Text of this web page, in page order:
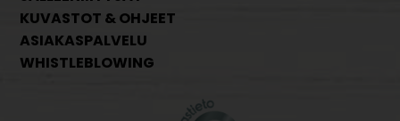
KUVASTOT & OHJEET
ASIAKASPALVELU
WHISTLEBLOWING